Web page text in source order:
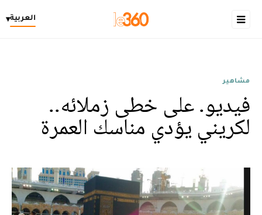
العربية▾
مشاهير
فيديو. على خطى زملائه..
لکريني يؤدي مناسك العمرة